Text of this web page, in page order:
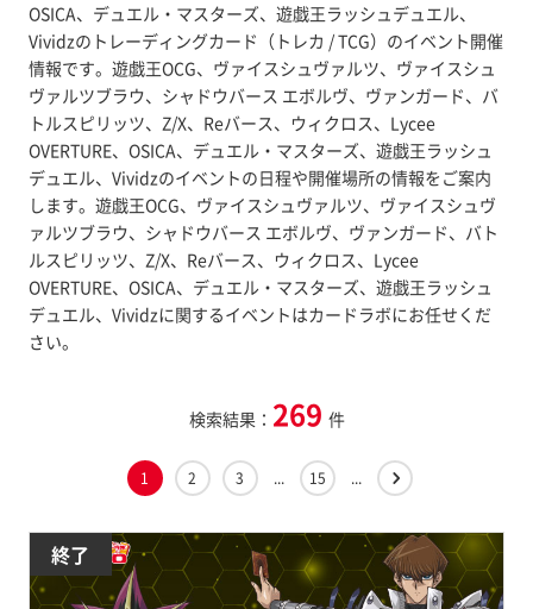
OSICA、デュエル・マスターズ、遊戯王ラッシュデュエル、
Vividzのトレーディングカード（トレカ / TCG）のイベント開催
情報です。遊戯王OCG、ヴァイスシュヴァルツ、ヴァイスシュ
ヴァルツブラウ、シャドウバース エボルヴ、ヴァンガード、バ
トルスピリッツ、Z/X、Reバース、ウィクロス、Lycee
OVERTURE、OSICA、デュエル・マスターズ、遊戯王ラッシュ
デュエル、Vividzのイベントの日程や開催場所の情報をご案内
します。遊戯王OCG、ヴァイスシュヴァルツ、ヴァイスシュヴ
ァルツブラウ、シャドウバース エボルヴ、ヴァンガード、バト
ルスピリッツ、Z/X、Reバース、ウィクロス、Lycee
OVERTURE、OSICA、デュエル・マスターズ、遊戯王ラッシュ
デュエル、Vividzに関するイベントはカードラボにお任せくだ
さい。
検索結果： 269 件
1 2 3 ... 15 ...
終了